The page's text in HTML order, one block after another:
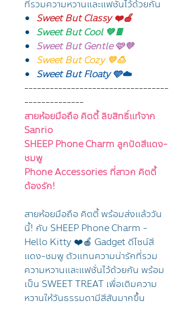
ที่รวมความหวานและแฟชั่นไว้ด้วยกัน
Sweet But Classy ❤️🍎
Sweet But Cool 💚🍫
Sweet But Gentle 🩷💜
Sweet But Cozy 💛🍮
Sweet But Floaty 🩵☁️
----------------------------------
--------------
สายห้อยมือถือ คิตตี้ ลิขสิทธิ์แท้จาก
Sanrio
SHEEP Phone Charm ลูกปัดสีแดง-
ชมพู
Phone Accessories ที่สาวก คิตตี้
ต้องรัก!
สายห้อยมือถือ คิตตี้ พร้อมส่งแล้ววัน
นี้! กับ SHEEP Phone Charm -
Hello Kitty ❤️🍎 Gadget ดีไซน์สี
แดง-ชมพู ตัวแทนความน่ารักที่รวม
ความหวานและแฟชั่นไว้ด้วยกัน พร้อม
เป็น SWEET TREAT เพื่อเติมความ
หวานให้วันธรรมดามีสีสันมากขึ้น